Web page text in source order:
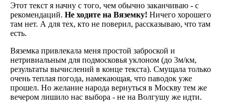
Этот текст я начну с того, чем обычно заканчиваю - с
рекомендаций. Не ходите на Вяземку! Ничего хорошего
там нет. А для тех, кто не поверил, рассказываю, что там
есть.
Вяземка привлекала меня простой заброской и
нетривиальным для подмосковья уклоном (до 3м/км,
результаты вычислений в конце текста). Смущала только
очень теплая погода, намекающая, что паводок уже
прошел. Но желание народа вернуться в Москву тем же
вечером лишило нас выбора - не на Волгушу же идти.